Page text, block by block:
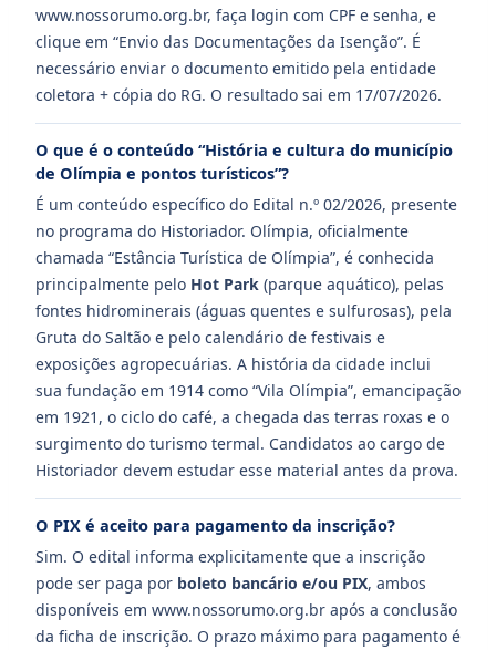
www.nossorumo.org.br, faça login com CPF e senha, e
clique em “Envio das Documentações da Isenção”. É
necessário enviar o documento emitido pela entidade
coletora + cópia do RG. O resultado sai em 17/07/2026.
O que é o conteúdo “História e cultura do município
de Olímpia e pontos turísticos”?
É um conteúdo específico do Edital n.º 02/2026, presente
no programa do Historiador. Olímpia, oficialmente
chamada “Estância Turística de Olímpia”, é conhecida
principalmente pelo Hot Park (parque aquático), pelas
fontes hidrominerais (águas quentes e sulfurosas), pela
Gruta do Saltão e pelo calendário de festivais e
exposições agropecuárias. A história da cidade inclui
sua fundação em 1914 como “Vila Olímpia”, emancipação
em 1921, o ciclo do café, a chegada das terras roxas e o
surgimento do turismo termal. Candidatos ao cargo de
Historiador devem estudar esse material antes da prova.
O PIX é aceito para pagamento da inscrição?
Sim. O edital informa explicitamente que a inscrição
pode ser paga por boleto bancário e/ou PIX, ambos
disponíveis em www.nossorumo.org.br após a conclusão
da ficha de inscrição. O prazo máximo para pagamento é